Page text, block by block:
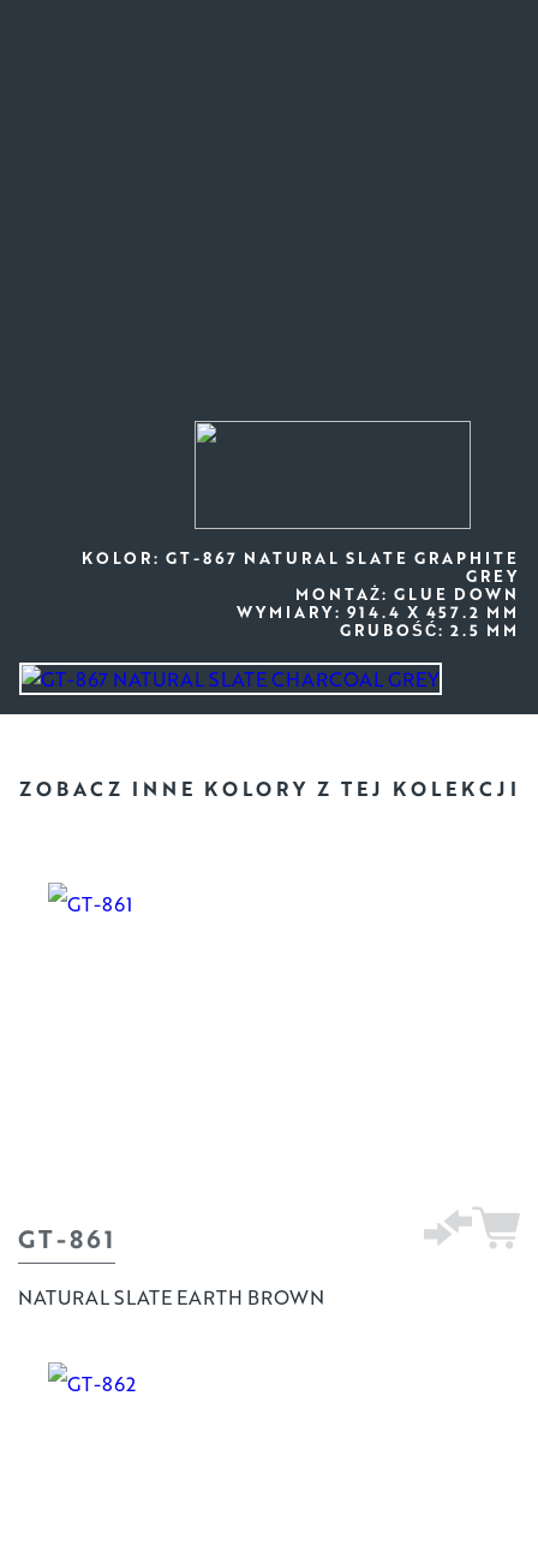
KOLOR: GT-867 NATURAL SLATE GRAPHITE
GREY
MONTAŻ: GLUE DOWN
WYMIARY: 914.4 X 457.2 MM
GRUBOŚĆ: 2.5 MM
ZOBACZ INNE KOLORY Z TEJ KOLEKCJI
GT-861
NATURAL SLATE EARTH BROWN